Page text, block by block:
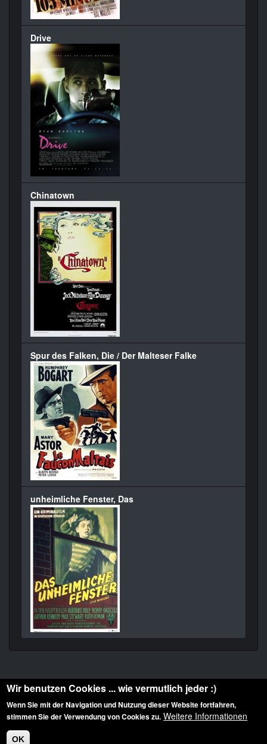
Drive
Chinatown
Spur des Falken, Die / Der Malteser Falke
unheimliche Fenster, Das
Diese Website ist urheberrechtlich geschützt: © 2010-2026 der Film Noir de. Alle
Rechte vorbehalten.
Wir benutzen Cookies ... wie vermutlich jeder :)
Wenn Sie mit der Navigation und Nutzung dieser Website fortfahren,
stimmen Sie der Verwendung von Cookies zu. Weitere Informationen
OK